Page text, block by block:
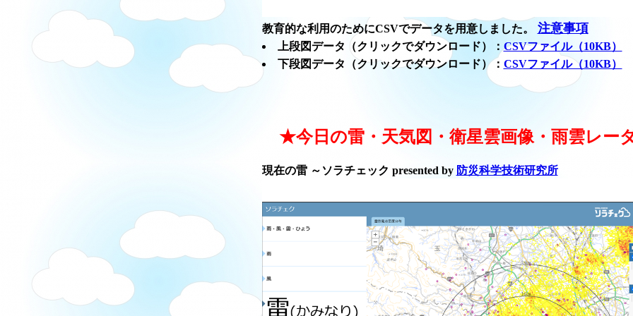
教育的な利用のためにCSVでデータを用意しました。 注意事項
上段図データ（クリックでダウンロード）： CSVファイル（10KB）
下段図データ（クリックでダウンロード）： CSVファイル（10KB）
★今日の雷・天気図・衛星雲画像・雨雲レー
現在の雷 ～ソラチェック presented by 防災科学技術研究所